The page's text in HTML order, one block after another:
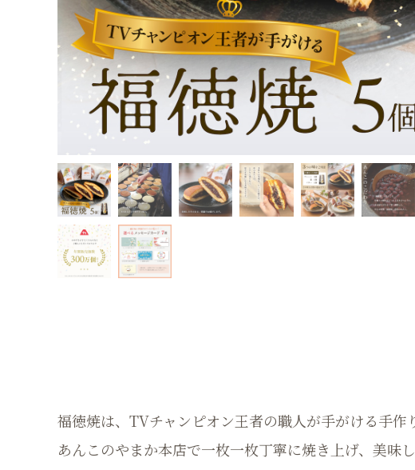
福徳焼は、TVチャンピオン王者の職人が手がける手作
あんこのやまか本店で一枚一枚丁寧に焼き上げ、美味